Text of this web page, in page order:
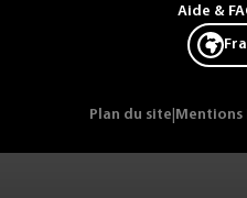
Aide &
Plan du site Mentions